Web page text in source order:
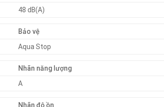
48 dB(A)
Bảo vệ
Aqua Stop
Nhãn năng lượng
A
Nhãn độ ồn